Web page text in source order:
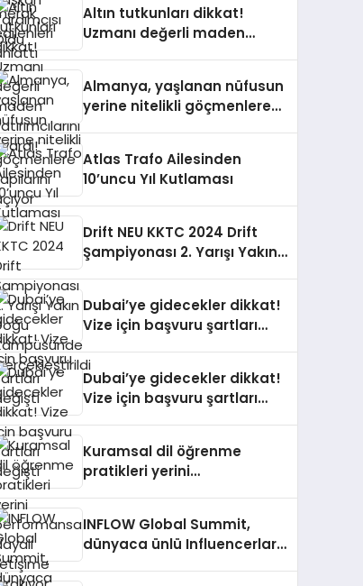
Altın tutkunları dikkat!
Uzmanı değerli maden
Almanya, yaşlanan nüfusun
yerine nitelikli göçmenlere
Atlas Trafo Ailesinden
10’uncu Yıl Kutlaması
Drift NEU KKTC 2024 Drift
Şampiyonası 2. Yarışı Yakın
Dubai’ye gidecekler dikkat!
Vize için başvuru şartları
Dubai’ye gidecekler dikkat!
Vize için başvuru şartları
Kuramsal dil öğrenme
pratikleri yerini
INFLOW Global Summit,
dünyaca ünlü Influencerları